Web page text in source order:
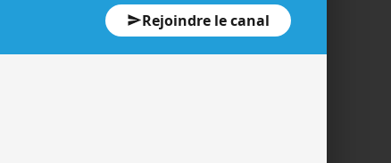
Rejoindre le canal